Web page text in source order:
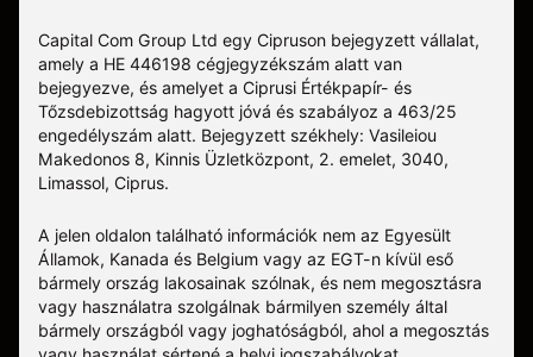
Capital Com Group Ltd egy Cipruson bejegyzett vállalat,
amely a ΗΕ 446198 cégjegyzékszám alatt van
bejegyezve, és amelyet a Ciprusi Értékpapír- és
Tőzsdebizottság hagyott jóvá és szabályoz a 463/25
engedélyszám alatt. Bejegyzett székhely: Vasileiou
Makedonos 8, Kinnis Üzletközpont, 2. emelet, 3040,
Limassol, Ciprus.
A jelen oldalon található információk nem az Egyesült
Államok, Kanada és Belgium vagy az EGT-n kívül eső
bármely ország lakosainak szólnak, és nem megosztásra
vagy használatra szolgálnak bármilyen személy által
bármely országból vagy joghatóságból, ahol a megosztás